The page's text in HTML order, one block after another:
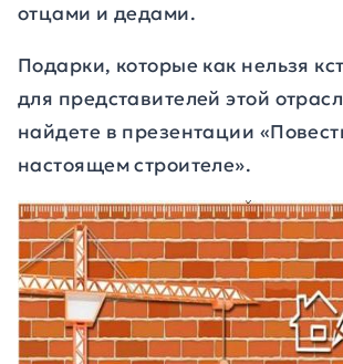
отцами и дедами.
Подарки, которые как нельзя
для представителей этой
найдете в презентации
настоящем строителе».